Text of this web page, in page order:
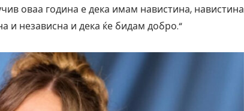
оваа година е дека имам навистина, навистина
и независна и дека ќе бидам добро.“